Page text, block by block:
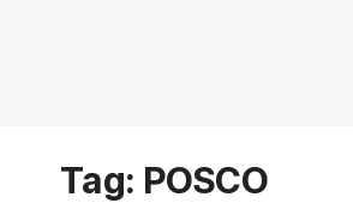
Tag: POSCO